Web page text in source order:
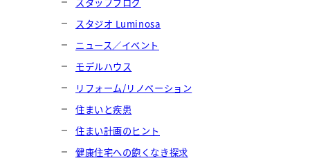
スタジオ Luminosa
ニュース／イベント
モデルハウス
リフォーム/リノベーション
住まいと疾患
住まい計画のヒント
健康住宅への飽くなき探求